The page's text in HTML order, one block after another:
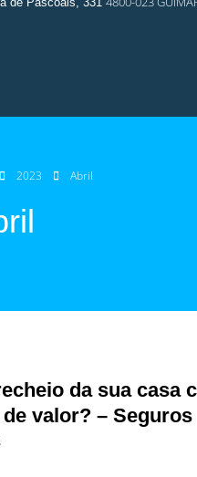
2023 Abril
da sua casa
valor? – Seguros